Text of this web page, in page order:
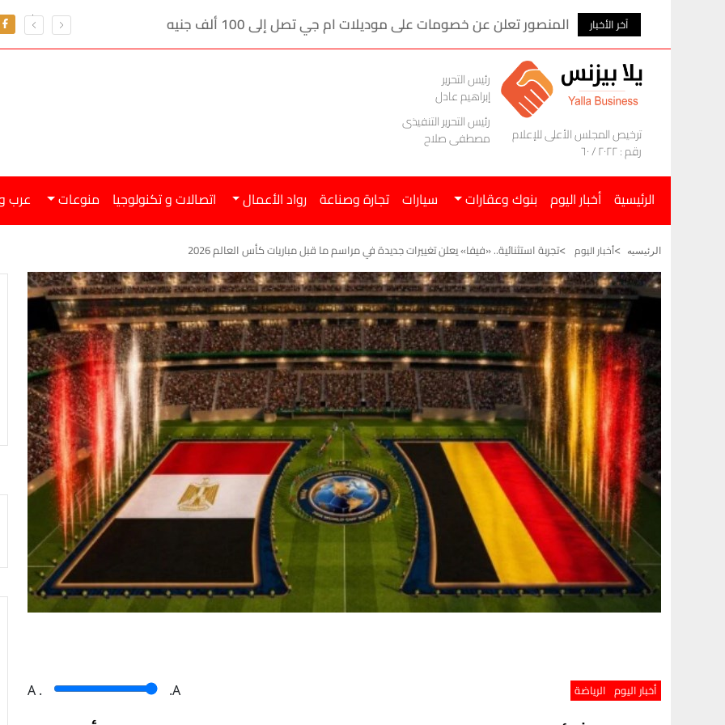
آخر الأخبار المنصور تعلن عن خصومات على موديلات ام جي تصل إلى 100 ألف جنيه
ترخيص المجلس الأعلى للإعلام
رقم : ٢٠٢٢ / ٦٠
رئيس التحرير
إبراهيم عادل
رئيس التحرير التنفيذى
مصطفى صلاح
الرئيسية أخبار اليوم بنوك وعقارات سيارات تجارة وصناعة رواد الأعمال اتصالات و تكنولوجيا منوعات عرب
الرئيسيه أخبار اليوم تجربة استثنائية.. «فيفا» يعلن تغييرات جديدة في مراسم ما قبل مباريات كأس العالم 2026
أخبار اليوم الرياضة A . .A